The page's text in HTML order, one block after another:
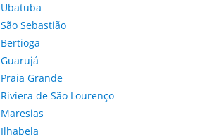
Sebastião
Grande
de São Lourenço